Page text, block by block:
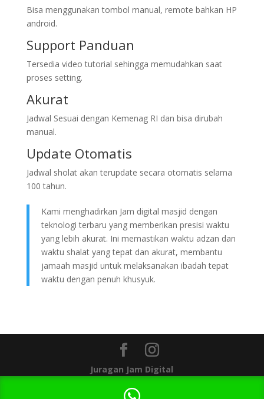
Bisa menggunakan tombol manual, remote bahkan HP
android.
Support Panduan
Tersedia video tutorial sehingga memudahkan saat
proses setting.
Akurat
Jadwal Sesuai dengan Kemenag RI dan bisa dirubah
manual.
Update Otomatis
Jadwal sholat akan terupdate secara otomatis selama
100 tahun.
Kami menghadirkan Jam digital masjid dengan
teknologi terbaru yang memberikan presisi waktu
yang lebih akurat. Ini memastikan waktu adzan dan
waktu shalat yang tepat dan akurat, membantu
jamaah masjid untuk melaksanakan ibadah tepat
waktu dengan penuh khusyuk.
Juragan Jam Digital